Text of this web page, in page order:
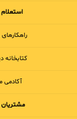
کتابخانه
آکادمی